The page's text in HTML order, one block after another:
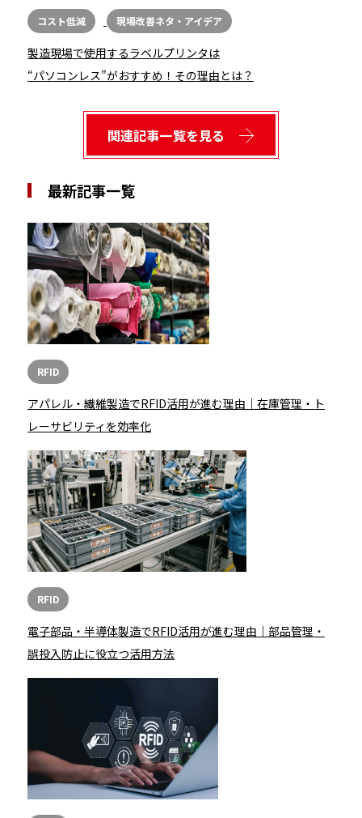
コスト低減 現場改善ネタ・アイデア
製造現場で使用するラベルプリンタは
“パソコンレス”がおすすめ！その理由とは？
関連記事一覧を見る
最新記事一覧
RFID
アパレル・繊維製造でRFID活用が進む理由｜在庫管理・ト
レーサビリティを効率化
RFID
電子部品・半導体製造でRFID活用が進む理由｜部品管理・
誤投入防止に役立つ活用方法